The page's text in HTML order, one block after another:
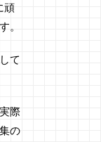
頑
。
て
際
の